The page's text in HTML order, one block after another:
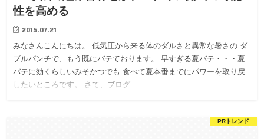
性を高める
2015.07.21
みなさんこんにちは。 低気圧から来る体のダルさと異常な暑さの ダ
ブルパンチで、もう既にバテております。 早すぎる夏バテ・・・夏
バテに効くらしいみそかつでも 食べて夏本番までにパワーを取り戻
したいところです。 さて、ブログ…
PRトレンド